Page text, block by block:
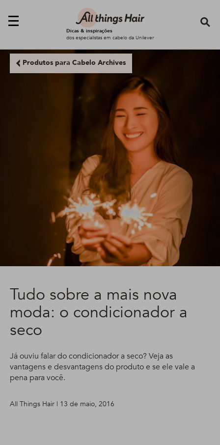
Dicas & inspirações
dos especialistas em cabelo da Unilever
Produtos para Cabelo Archives
Tudo sobre a mais nova
moda: o condicionador a
seco
Já ouviu falar do condicionador a seco? Veja as
vantagens e desvantagens do produto e se ele vale a
pena para você.
All Things Hair | 13 de maio, 2016